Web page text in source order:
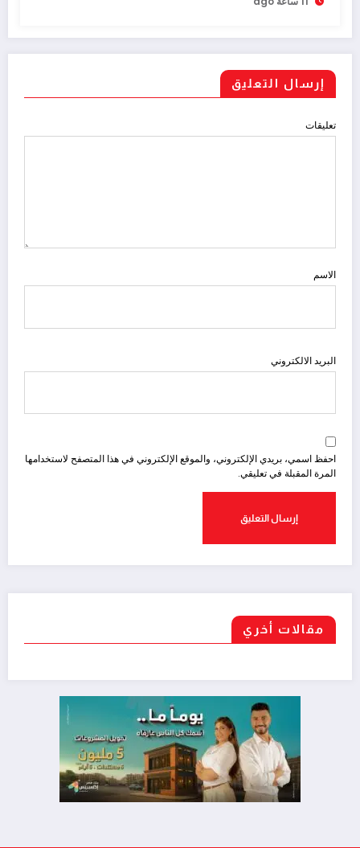
إرسال التعليق
تعليقات
الاسم
البريد الالكتروني
احفظ اسمي، بريدي الإلكتروني، والموقع الإلكتروني في هذا المتصفح لاستخدامها
المرة المقبلة في تعليقي.
مقالات أخري